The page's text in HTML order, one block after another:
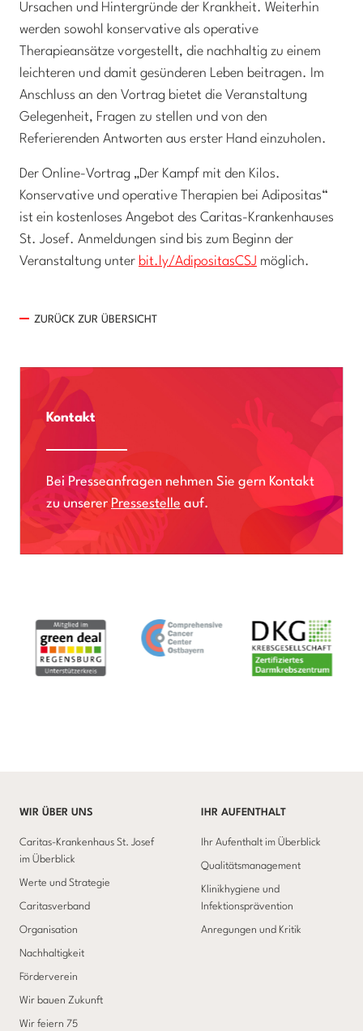
Ursachen und Hintergründe der Krankheit. Weiterhin
werden sowohl konservative als operative
Therapieansätze vorgestellt, die nachhaltig zu einem
leichteren und damit gesünderen Leben beitragen. Im
Anschluss an den Vortrag bietet die Veranstaltung
Gelegenheit, Fragen zu stellen und von den
Referierenden Antworten aus erster Hand einzuholen.
Der Online-Vortrag „Der Kampf mit den Kilos.
Konservative und operative Therapien bei Adipositas“
ist ein kostenloses Angebot des Caritas-Krankenhauses
St. Josef. Anmeldungen sind bis zum Beginn der
Veranstaltung unter bit.ly/AdipositasCSJ möglich.
ZURÜCK ZUR ÜBERSICHT
Kontakt
Bei Presseanfragen nehmen Sie gern Kontakt
zu unserer Pressestelle auf.
WIR ÜBER UNS
Caritas-Krankenhaus St. Josef
im Überblick
Werte und Strategie
Caritasverband
Organisation
Nachhaltigkeit
Förderverein
Wir bauen Zukunft
Wir feiern 75
IHR AUFENTHALT
Ihr Aufenthalt im Überblick
Qualitätsmanagement
Klinikhygiene und
Infektionsprävention
Anregungen und Kritik